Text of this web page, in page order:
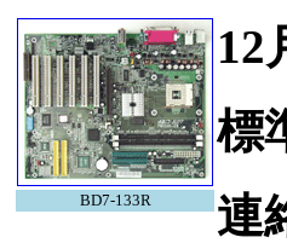
BD7-133R
12
標
連